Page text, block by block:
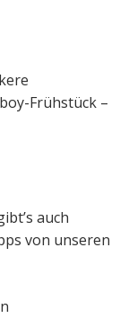
Frühstück –
auch
von unseren